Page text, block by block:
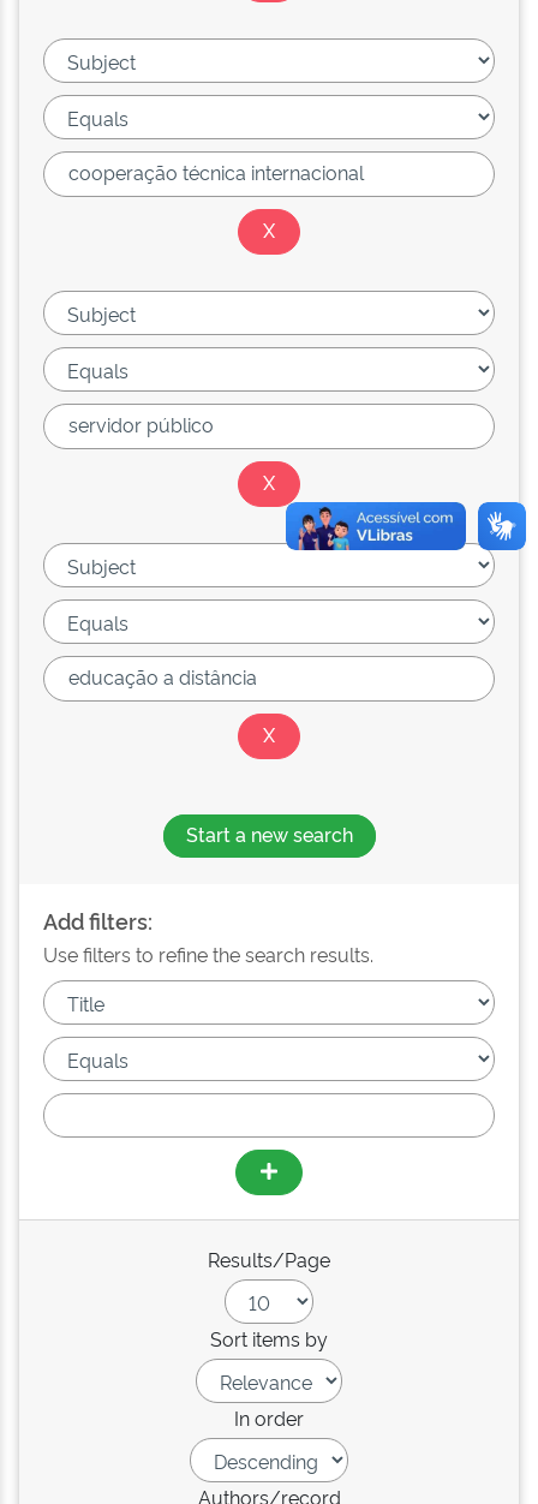
Start a new search
Add filters:
Use filters to refine the search results.
Results/Page
Sort items by
In order
Authors/record